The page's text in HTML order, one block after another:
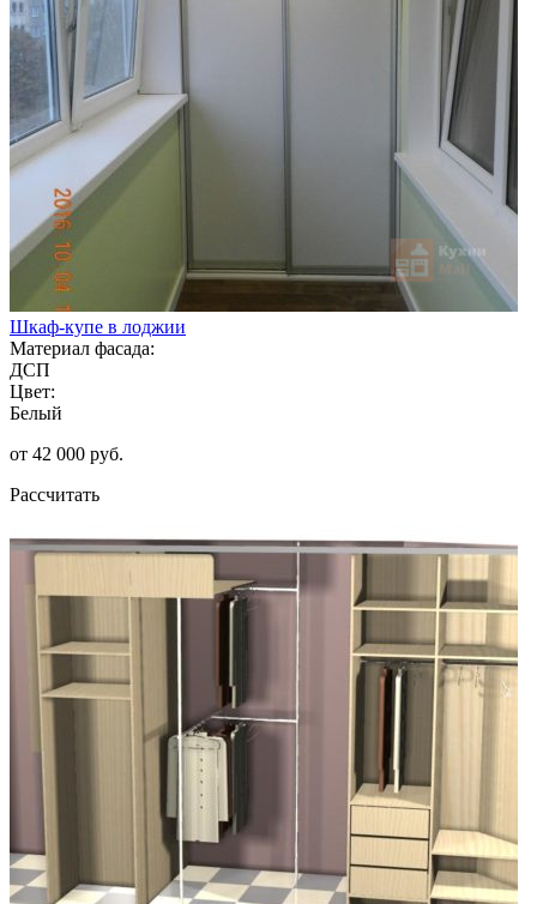
Шкаф-купе в лоджии
Материал фасада:
ДСП
Цвет:
Белый
от 42 000 руб.
Рассчитать